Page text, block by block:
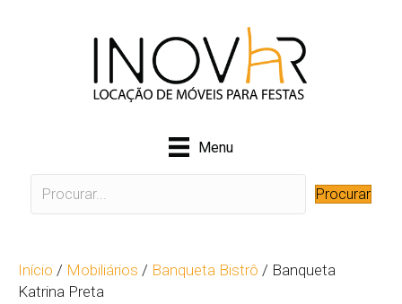
Menu
Procurar
Início / Mobiliários / Banqueta Bistrô / Banqueta
Katrina Preta